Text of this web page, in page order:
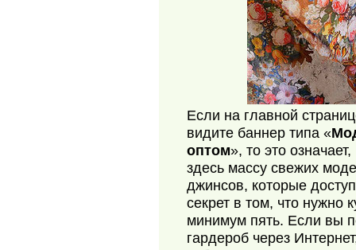
Если на главной
видите баннер типа «
оптом», то это
здесь массу свежих
джинсов, которые
секрет в том, что нужно
минимум пять. Если вы
гардероб через